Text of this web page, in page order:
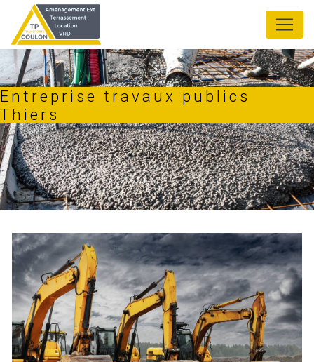
Entreprise travaux publics
Thiers
Panneau de gestion des cookies